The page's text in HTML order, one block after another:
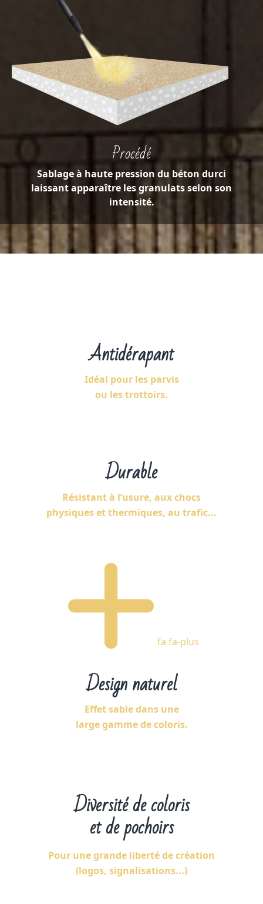
Procédé
Sablage à haute pression du béton durci
laissant apparaître les granulats selon son
intensité.
Antidérapant
Idéal pour les parvis
ou les trottoirs.
Durable
Résistant à l’usure, aux chocs
physiques et thermiques, au trafic...
fa fa-plus
Design naturel
Effet sable dans une
large gamme de coloris.
Diversité de coloris
et de pochoirs
Pour une grande liberté de création
(logos, signalisations...)